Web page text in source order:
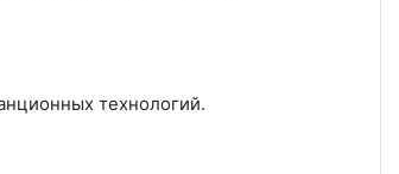
технологий.